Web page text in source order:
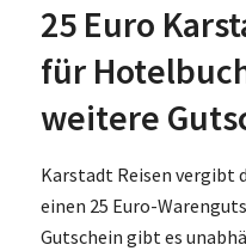
25 Euro
für
weitere
Karstadt Reisen vergibt
einen 25 Euro-
Gutschein gibt es